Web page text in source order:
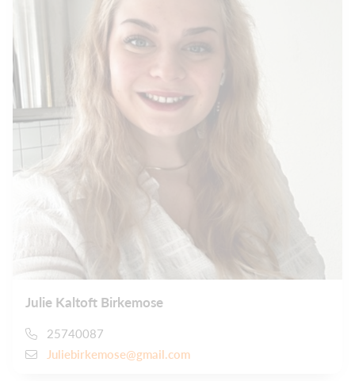
Julie Kaltoft Birkemose
25740087
Juliebirkemose@gmail.com